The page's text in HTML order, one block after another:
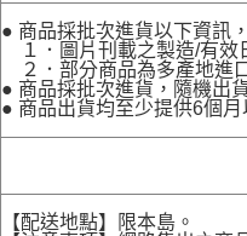
● 商品採批次進貨以下資訊
１．圖片刊載之製造/有效
２．部分商品為多產地進
● 商品採批次進貨，隨機出
● 商品出貨均至少提供6個月
【配送地點】限本島。